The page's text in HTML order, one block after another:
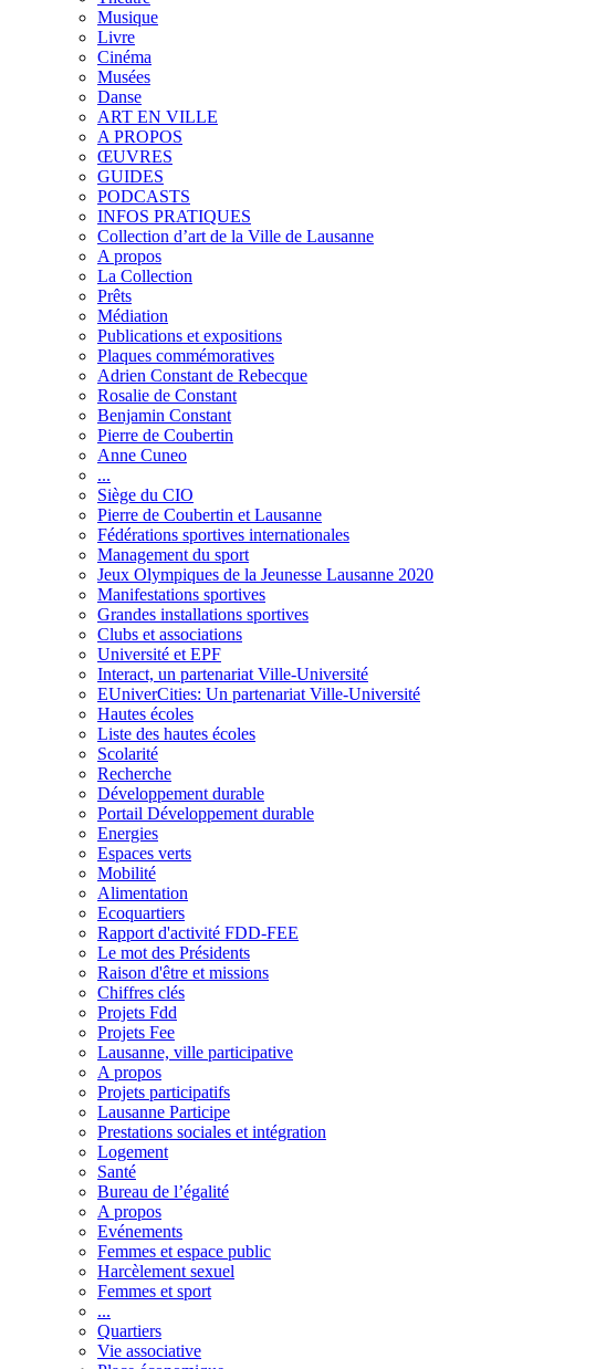
Musique
Livre
Cinéma
Musées
Danse
ART EN VILLE
A PROPOS
ŒUVRES
GUIDES
PODCASTS
INFOS PRATIQUES
Collection d’art de la Ville de Lausanne
A propos
La Collection
Prêts
Médiation
Publications et expositions
Plaques commémoratives
Adrien Constant de Rebecque
Rosalie de Constant
Benjamin Constant
Pierre de Coubertin
Anne Cuneo
...
Siège du CIO
Pierre de Coubertin et Lausanne
Fédérations sportives internationales
Management du sport
Jeux Olympiques de la Jeunesse Lausanne 2020
Manifestations sportives
Grandes installations sportives
Clubs et associations
Université et EPF
Interact, un partenariat Ville-Université
EUniverCities: Un partenariat Ville-Université
Hautes écoles
Liste des hautes écoles
Scolarité
Recherche
Développement durable
Portail Développement durable
Energies
Espaces verts
Mobilité
Alimentation
Ecoquartiers
Rapport d'activité FDD-FEE
Le mot des Présidents
Raison d'être et missions
Chiffres clés
Projets Fdd
Projets Fee
Lausanne, ville participative
A propos
Projets participatifs
Lausanne Participe
Prestations sociales et intégration
Logement
Santé
Bureau de l’égalité
A propos
Evénements
Femmes et espace public
Harcèlement sexuel
Femmes et sport
...
Quartiers
Vie associative